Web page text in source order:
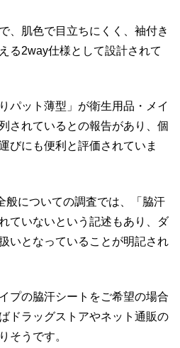
、肌色で目立ちにくく、袖付き
る2way仕様として設計されて
パット薄型」が衛生用品・メイ
されているとの報告があり、個
びにも便利と評価されていま
般についての調査では、「脇汗
ていないという記述もあり、ダ
いとなっていることが明記され
プの脇汗シートをご希望の場合
ドラッグストアやネット通販の
そうです。